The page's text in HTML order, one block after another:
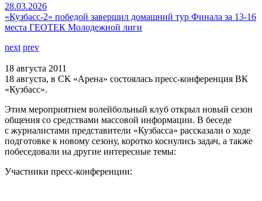
28.03.2026
«Кузбасс-2» победой завершил домашний тур Финала за 13-16
места ГЕОТЕК Молодежной лиги
next prev
18 августа 2011
18 августа, в СК «Арена» состоялась пресс-конференция ВК
«Кузбасс».
Этим мероприятием волейбольный клуб открыл новый сезон
общения со средствами массовой информации. В беседе
с журналистами представители «Кузбасса» рассказали о ходе
подготовке к новому сезону, коротко коснулись задач, а также
побеседовали на другие интересные темы:
Участники пресс-конференции: